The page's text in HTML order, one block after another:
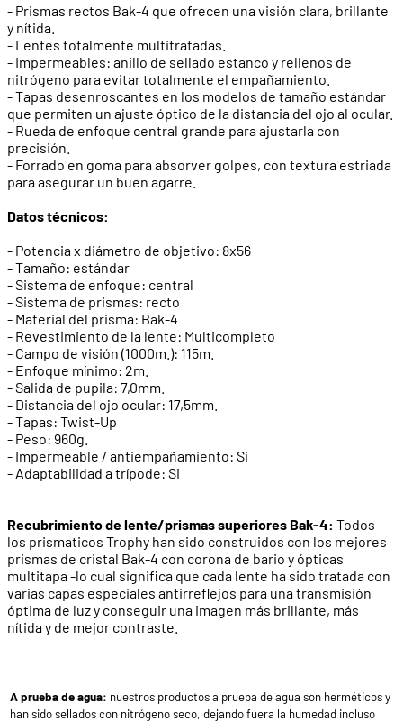
- Prismas rectos Bak-4 que ofrecen una visión clara, brillante
y nítida.
- Lentes totalmente multitratadas.
- Impermeables: anillo de sellado estanco y rellenos de
nitrógeno para evitar totalmente el empañamiento.
- Tapas desenroscantes en los modelos de tamaño estándar
que permiten un ajuste óptico de la distancia del ojo al ocular.
- Rueda de enfoque central grande para ajustarla con
precisión.
- Forrado en goma para absorver golpes, con textura estriada
para asegurar un buen agarre.
Datos técnicos:
- Potencia x diámetro de objetivo: 8x56
- Tamaño: estándar
- Sistema de enfoque: central
- Sistema de prismas: recto
- Material del prisma: Bak-4
- Revestimiento de la lente: Multicompleto
- Campo de visión (1000m.): 115m.
- Enfoque mínimo: 2m.
- Salida de pupila: 7,0mm.
- Distancia del ojo ocular: 17,5mm.
- Tapas: Twist-Up
- Peso: 960g.
- Impermeable / antiempañamiento: Si
- Adaptabilidad a trípode: Si
Recubrimiento de lente/prismas superiores Bak-4: Todos
los prismaticos Trophy han sido construidos con los mejores
prismas de cristal Bak-4 con corona de bario y ópticas
multitapa -lo cual significa que cada lente ha sido tratada con
varias capas especiales antirreflejos para una transmisión
óptima de luz y conseguir una imagen más brillante, más
nítida y de mejor contraste.
A prueba de agua: nuestros productos a prueba de agua son herméticos y
han sido sellados con nitrógeno seco, dejando fuera la humedad incluso